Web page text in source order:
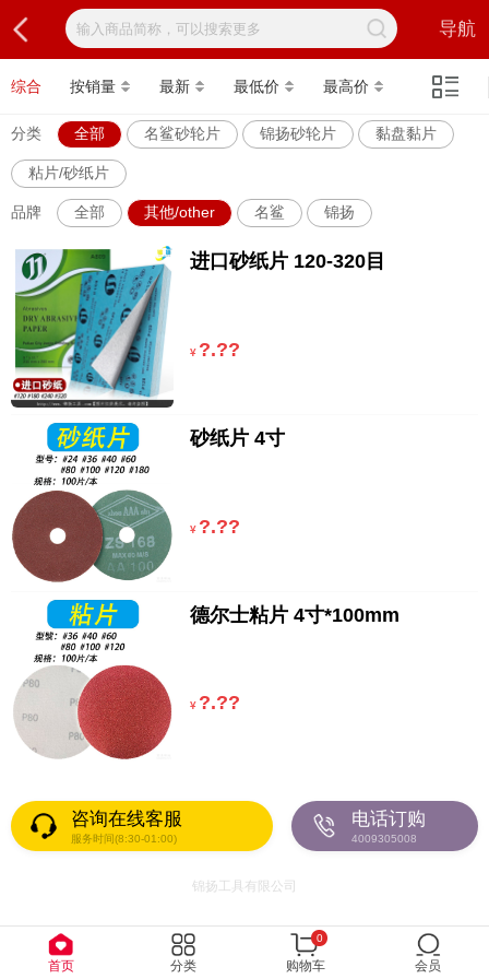
导航
综合 按销量 最新 最低价 最高价
分类 全部 名鲨砂轮片 锦扬砂轮片 黏盘黏片
粘片/砂纸片
品牌 全部 其他/other 名鲨 锦扬
进口砂纸片 120-320目
¥ ?.??
砂纸片 4寸
¥ ?.??
德尔士粘片 4寸*100mm
¥ ?.??
首页 分类 购物车
0
会员
咨询在线客服
服务时间(8:30-01:00)
电话订购
4009305008
锦扬工具有限公司